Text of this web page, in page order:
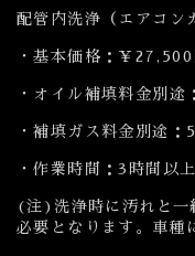
配管内洗浄（エアコン
・基本価格：￥27,500
・オイル補填料金別
・補填ガス料金別途
・作業時間：3時間以
(注)洗浄時に汚れと一
必要となります。車種